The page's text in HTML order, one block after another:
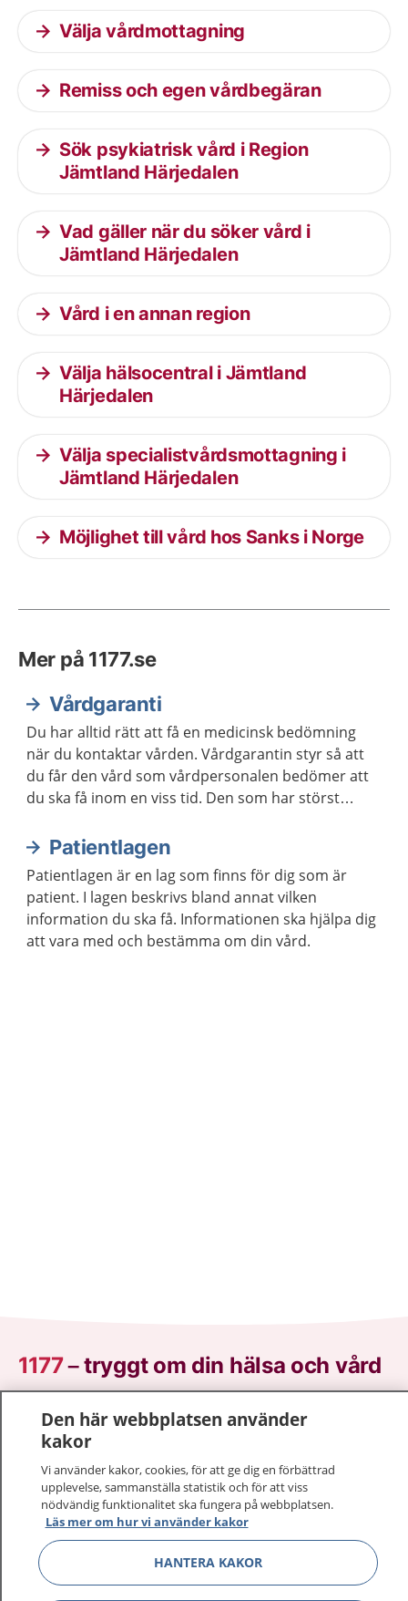
Välja vårdmottagning
Remiss och egen vårdbegäran
Sök psykiatrisk vård i Region
Jämtland Härjedalen
Vad gäller när du söker vård i
Jämtland Härjedalen
Vård i en annan region
Välja hälsocentral i Jämtland
Härjedalen
Välja specialistvårdsmottagning i
Jämtland Härjedalen
Möjlighet till vård hos Sanks i Norge
Mer på 1177.se
Vårdgaranti
Du har alltid rätt att få en medicinsk bedömning
när du kontaktar vården. Vårdgarantin styr så att
du får den vård som vårdpersonalen bedömer att
du ska få inom en viss tid. Den som har störst
Patientlagen
Patientlagen är en lag som finns för dig som är
patient. I lagen beskrivs bland annat vilken
information du ska få. Informationen ska hjälpa dig
att vara med och bestämma om din vård.
1177–tryggt om din hälsa och vård
På 1177.se får du råd om hälsa och information om
sjukdomar och vilka mottagningar du kan kontakta.
Logga in för att läsa din journal och göra dina
vårdärenden. Ring telefonnummer 1177 för
sjukvårdsrådgivning dygnet runt.
1177 ger dig råd när du vill må bättre.
Den här webbplatsen använder
kakor
Vi använder kakor, cookies, för att ge dig en förbättrad
upplevelse, sammanställa statistik och för att viss
nödvändig funktionalitet ska fungera på webbplatsen.
Läs mer om hur vi använder kakor
HANTERA KAKOR